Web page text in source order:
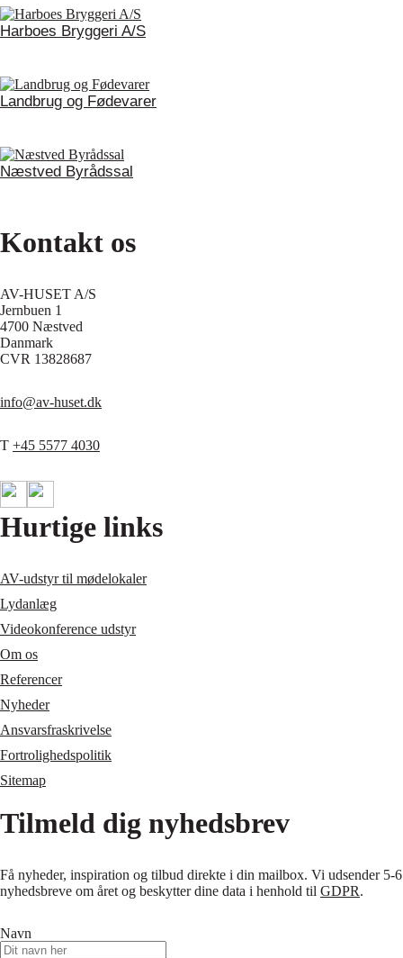
Harboes Bryggeri A/S
Landbrug og Fødevarer
Næstved Byrådssal
Kontakt os
AV-HUSET A/S
Jernbuen 1
4700 Næstved
Danmark
CVR 13828687
info@av-huset.dk
T +45 5577 4030
Hurtige links
AV-udstyr til mødelokaler
Lydanlæg
Videokonference udstyr
Om os
Referencer
Nyheder
Ansvarsfraskrivelse
Fortrolighedspolitik
Sitemap
Tilmeld dig nyhedsbrev
Få nyheder, inspiration og tilbud direkte i din mailbox. Vi udsender 5-6
nyhedsbreve om året og beskytter dine data i henhold til GDPR.
Navn